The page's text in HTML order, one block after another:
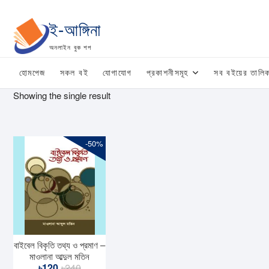
content
ই-আঙ্গিনা
অনলাইন বুক শপ
হোমপেজ সকল বই যোগাযোগ প্রকাশনীসমূহ সব বইয়ের
Showing the single result
-50%
বাইবেল বিকৃতি তথ্য ও প্রমাণ –
মাওলানা আব্দুল মতিন
Original
Current